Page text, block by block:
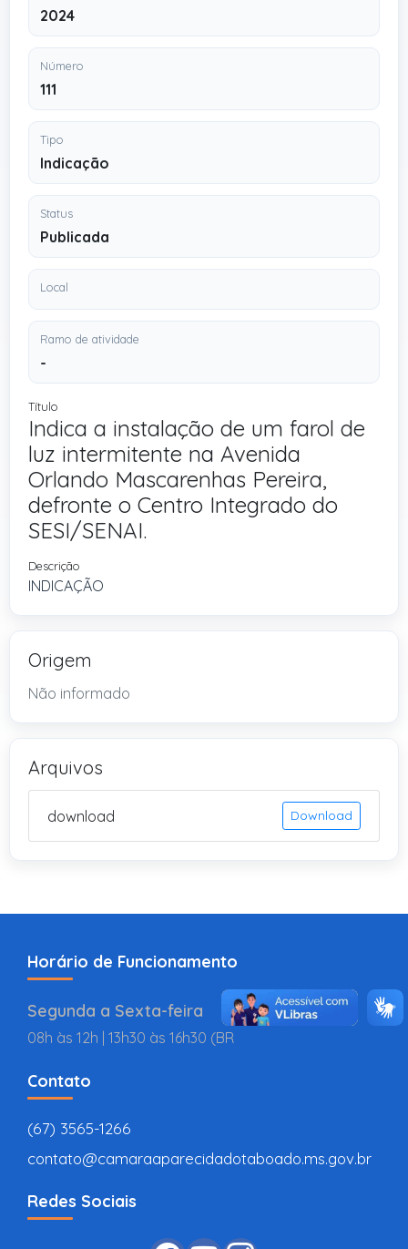
2024
Número
111
Tipo
Indicação
Status
Publicada
Local
Ramo de atividade
-
Título
Indica a instalação de um farol de
luz intermitente na Avenida
Orlando Mascarenhas Pereira,
defronte o Centro Integrado do
SESI/SENAI.
Descrição
INDICAÇÃO
Origem
Não informado
Arquivos
download Download
Horário de Funcionamento
Segunda a Sexta-feira
08h às 12h | 13h30 às 16h30 (BR
Contato
(67) 3565-1266
contato@camaraaparecidadotaboado.ms.gov.br
Redes Sociais